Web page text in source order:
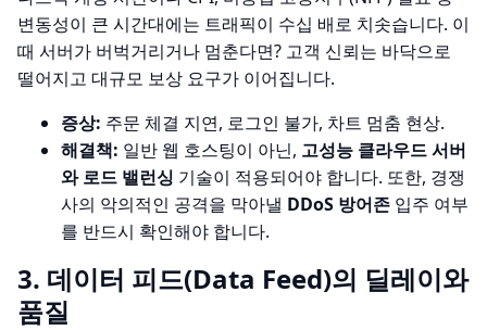
변동성이 큰 시간대에는 트래픽이 수십 배로 치솟습니다. 이
때 서버가 버벅거리거나 멈춘다면? 고객 신뢰는 바닥으로
떨어지고 대규모 보상 요구가 이어집니다.
증상: 주문 체결 지연, 로그인 불가, 차트 멈춤 현상.
해결책: 일반 웹 호스팅이 아닌, 고성능 클라우드 서버
와 로드 밸런싱 기술이 적용되어야 합니다. 또한, 경쟁
사의 악의적인 공격을 막아낼 DDoS 방어존 입주 여부
를 반드시 확인해야 합니다.
3. 데이터 피드(Data Feed)의 딜레이와
품질